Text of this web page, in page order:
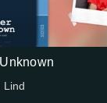
Lind